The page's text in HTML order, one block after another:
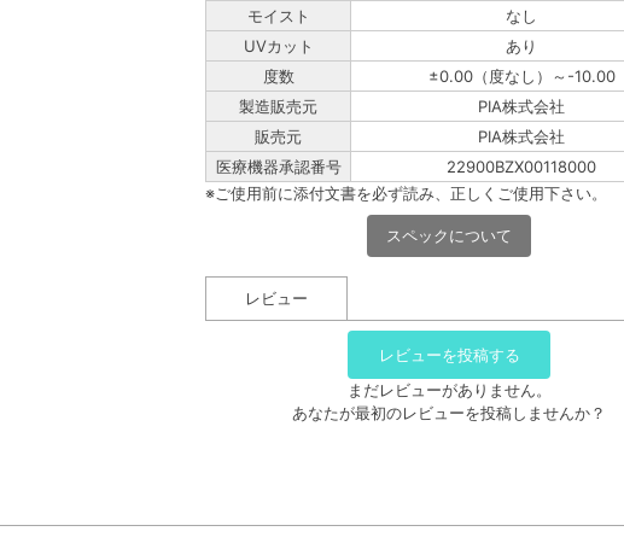
モイスト
なし
UVカット
あり
度数
±0.00（度なし）～-10.00
製造販売元
PIA株式会社
販売元
PIA株式会社
医療機器承認番号
22900BZX00118000
※ご使用前に添付文書を必ず読み、正しくご使用下さい。
スペックについて
レビュー
レビューを投稿する
まだレビューがありません。
あなたが最初のレビューを投稿しませんか？